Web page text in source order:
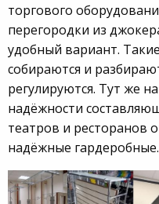
торгового
перегородки из
удобный вариант.
собираются и
регулируются. Тут же
надёжности
театров и ресторанов
надёжные гардеробные.